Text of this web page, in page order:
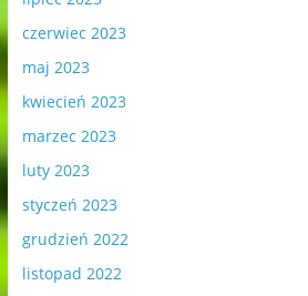
czerwiec 2023
maj 2023
kwiecień 2023
marzec 2023
luty 2023
styczeń 2023
grudzień 2022
listopad 2022